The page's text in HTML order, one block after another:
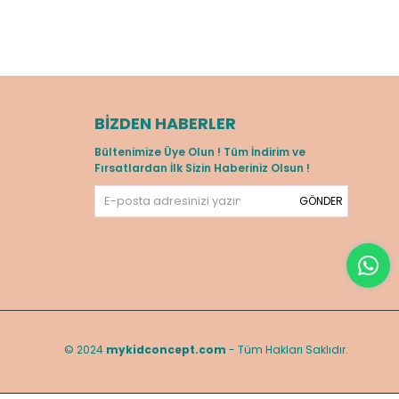
BIZDEN HABERLER
Bültenimize Üye Olun ! Tüm İndirim ve
Fırsatlardan İlk Sizin Haberiniz Olsun !
GÖNDER
© 2024 mykidconcept.com - Tüm Hakları Saklıdır.